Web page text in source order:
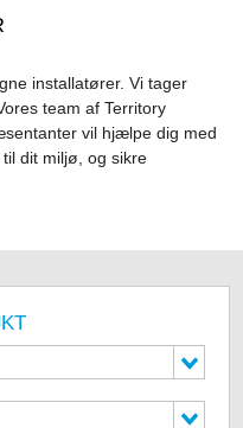
installatører. Vi tager
team af Territory
vil hjælpe dig med
dit miljø, og sikre